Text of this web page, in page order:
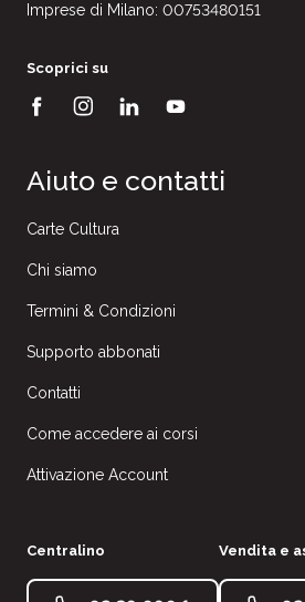
Imprese di Milano: 00753480151
Scoprici su
Aiuto e contatti
Carte Cultura
Chi siamo
Termini & Condizioni
Supporto abbonati
Contatti
Come accedere ai corsi
Attivazione Account
Centralino Vendita e